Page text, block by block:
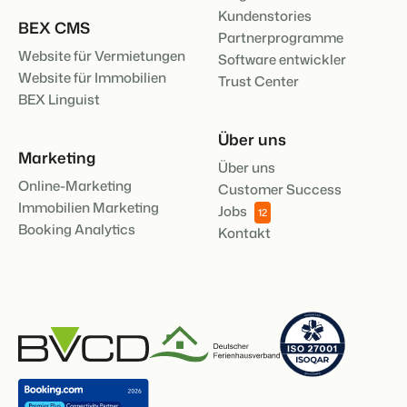
BEX Übersicht
Entdecke die unzähligen Vorteile der Booking Experts
Plattform.
Für Ferienparks
Entdecke die Vorteile von Booking Experts für Ferienparks.
App Store
Mach die Plattform zu deiner eigenen mithilfe der
Anbindung zu anderen Systemen.
FRÜBUCHERSAISON
Praktische Tipps für die wichtigsten
DIGITALER ZUGANG
Schlüsselloser Zugang bei Camping de
Paal mit EasySecure
Kundenstory lesen
BEX CMS
Website für Vermietungen
Website für Immobilien
BEX Linguist
Marketing
Online-Marketing
Immobilien Marketing
Booking Analytics
Kundenstories
Partnerprogramme
Software entwickler
Trust Center
Über uns
Über uns
Customer Success
Jobs
12
Kontakt